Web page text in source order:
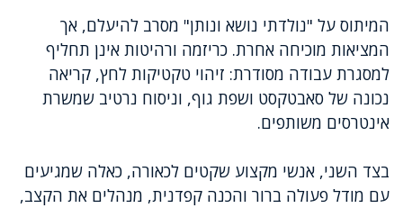
המיתוס על "נולדתי נושא ונותן" מסרב להיעלם, אך
המציאות מוכיחה אחרת. כריזמה ורהיטות אינן תחליף
למסגרת עבודה מסודרת: זיהוי טקטיקות לחץ, קריאה
נכונה של סאבטקסט ושפת גוף, וניסוח נרטיב שמשרת
אינטרסים משותפים.
בצד השני, אנשי מקצוע שקטים לכאורה, כאלה שמגיעים
עם מודל פעולה ברור והכנה קפדנית, מנהלים את הקצב,